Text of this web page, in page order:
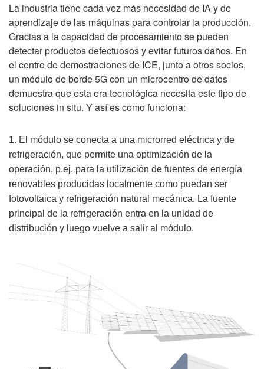
La industria tiene cada vez más necesidad de IA y de
aprendizaje de las máquinas para controlar la producción.
Gracias a la capacidad de procesamiento se pueden
detectar productos defectuosos y evitar futuros daños. En
el centro de demostraciones de ICE, junto a otros socios,
un módulo de borde 5G con un microcentro de datos
demuestra que esta era tecnológica necesita este tipo de
soluciones in situ. Y así es como funciona:
1. El módulo se conecta a una microrred eléctrica y de
refrigeración, que permite una optimización de la
operación, p.ej. para la utilización de fuentes de energía
renovables producidas localmente como puedan ser
fotovoltaica y refrigeración natural mecánica. La fuente
principal de la refrigeración entra en la unidad de
distribución y luego vuelve a salir al módulo.